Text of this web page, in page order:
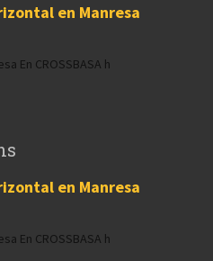
en Manresa
En CROSSBASA h
en Manresa
En CROSSBASA h